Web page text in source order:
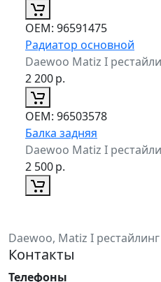
ОЕМ: 96591475
Радиатор основной
Daewoo Matiz I
2 200р.
ОЕМ: 96503578
Балка задняя
Daewoo Matiz I
2 500р.
Daewoo, Matiz I
Контакты
Телефоны